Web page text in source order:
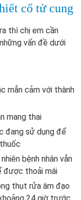
cổ tử cung
thì chị em cần
vấn đề dưới
mẫn cảm với thành
mang thai
đang sử dụng để
bệnh nhân vẫn
được thoải mái
thụt rửa âm đạo